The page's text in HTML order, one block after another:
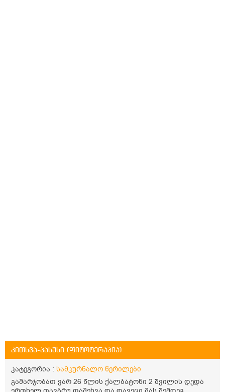
კითხვა-პასუხი (ფიტოტერაპია)
კატეგორია : სამკურნალო წერილები
გამარჯობათ ვარ 26 წლის ქალბატონი 2 შვილის დედა